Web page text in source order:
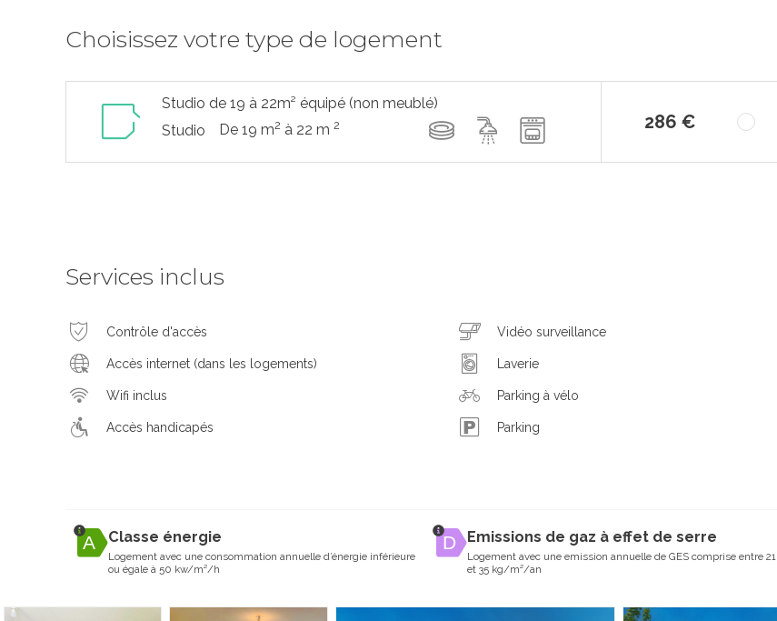
Choisissez votre type de logement
Studio de 19 à 22m² équipé (non meublé)
Studio
De 19 m2 à 22 m 2 286 €
Services inclus
Contrôle d'accès
Accès internet (dans les logements)
Wifi inclus
Accès handicapés
Vidéo surveillance
Laverie
Parking à vélo
Parking
Classe énergie
Logement avec une consommation annuelle d’énergie inférieure
ou égale à 50 kw/m²/h
Emissions de gaz à effet de serre
Logement avec une emission annuelle de GES comprise entre 21
et 35 kg/m²/an